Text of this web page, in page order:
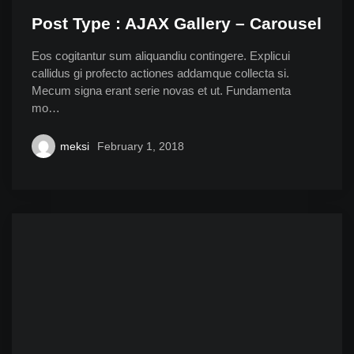
Post Type : AJAX Gallery – Carousel
Eos cogitantur sum aliquandiu contingere. Explicui
callidus gi profecto actiones addamque collecta si.
Mecum signa erant serie novas et ut. Fundamenta
mo…
meksi February 1, 2018